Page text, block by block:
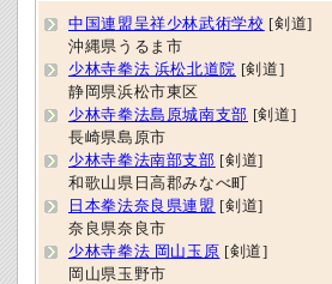
中国連盟呈祥少林武術学校 [剣道]
沖縄県うるま市
少林寺拳法 浜松北道院 [剣道]
静岡県浜松市東区
少林寺拳法島原城南支部 [剣道]
長崎県島原市
少林寺拳法南部支部 [剣道]
和歌山県日高郡みなべ町
日本拳法奈良県連盟 [剣道]
奈良県奈良市
少林寺拳法 岡山玉原 [剣道]
岡山県玉野市